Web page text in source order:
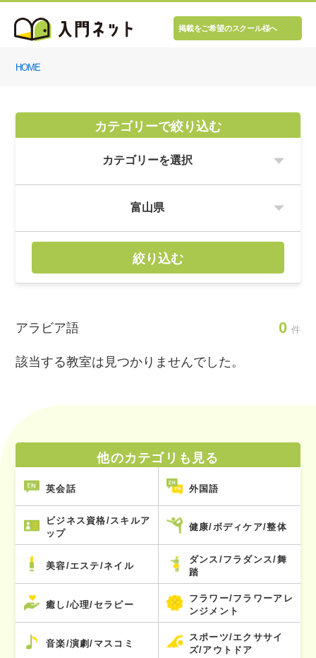
掲載をご希望のスクール様へ
HOME
カテゴリーで絞り込む
絞り込む
アラビア語 0 件
該当する教室は見つかりませんでした。
他のカテゴリも見る
英会話 外国語
ビジネス資格/スキルア
ップ
健康/ボディケア/整体
美容/エステ/ネイル
ダンス/フラダンス/舞
踏
癒し/心理/セラピー
フラワー/フラワーアレ
ンジメント
音楽/演劇/マスコミ
スポーツ/エクササイ
ズ/アウトドア